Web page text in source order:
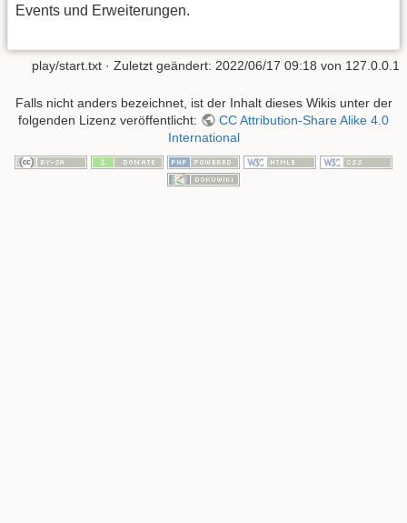
Events und Erweiterungen.
play/start.txt · Zuletzt geändert: 2022/06/17 09:18 von 127.0.0.1
Falls nicht anders bezeichnet, ist der Inhalt dieses Wikis unter der
folgenden Lizenz veröffentlicht:
CC Attribution-Share Alike 4.0
International